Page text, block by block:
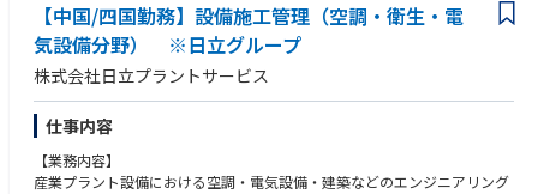
３．本社スタッフとしての技術的支援・指導
【職務体制と役割期待】
・本社（電計課）の スタッフとして、電計案件に対する技術的支援 指導
を担当
・関係先への長期出張、又は現地事業所への配属の可能性があります。
■企業紹介
☆頼れる人材と確かな技術で創る、「笑顔と感動」を全てのお客様へ☆
出光エンジアリングは、長年にわたって出光グループの製油所・石油化学
【中国/四国勤務】設備施工管理（空調・衛生・電
気設備分野） ※日立グループ
株式会社日立プラントサービス
仕事内容
【業務内容】
産業プラント設備における空調・電気設備・建築などのエンジニアリング